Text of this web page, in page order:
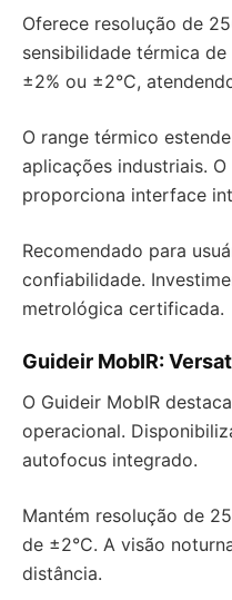
Oferece resolução de
sensibilidade térmica
±2% ou ±2°C,
O range térmico
aplicações industriais.
proporciona interface
Recomendado para
confiabilidade.
metrológica certificada.
Guideir MobIR:
O Guideir MobIR
operacional.
autofocus integrado.
Mantém resolução de
de ±2°C. A visão
distância.